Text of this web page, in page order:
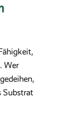
Wer
Substrat